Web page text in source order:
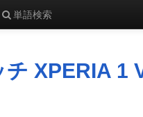
単語検索
XPERIA 1